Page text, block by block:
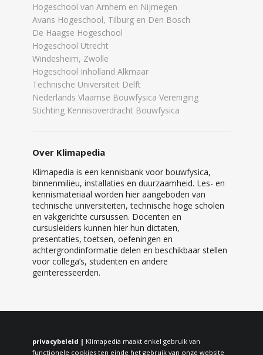
Hogeschool van Arnhem en Nijmegen
Avans Hogeschool, Tilburg en Den Bosch
De Haagse Hogeschool
Hogeschool Utrecht
Windesheim, Zwolle
Hogeschool Inholland Alkmaar
Technische Universiteit Delft
Nederlands Vlaamse Bouwfysica Vereniging
Stichting Kennisoverdracht Bouwfysica
Over Klimapedia
Klimapedia is een kennisbank voor bouwfysica,
binnenmilieu, installaties en duurzaamheid. Les- en
kennismateriaal worden hier aangeboden van
technische universiteiten, technische hoge scholen
en vakgerichte cursussen. Docenten en
cursusleiders kunnen hier hun dictaten,
presentaties, toetsen, oefeningen en
achtergrondinformatie delen en beschikbaar stellen
voor collega’s, studenten en andere
geïnteresseerden.
privacybeleid | Klimapedia maakt enkel gebruik van
functionele cookies ten einde het gebruik van onze website